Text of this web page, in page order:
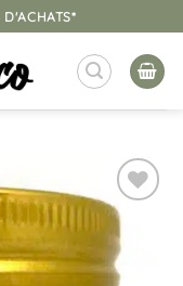
D'ACHATS*
Ajouter
à la
liste
d’envies